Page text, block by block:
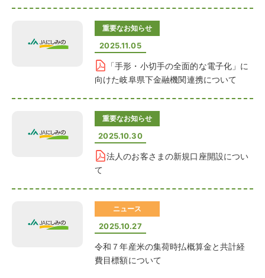
重要なお知らせ
2025.11.05
「手形・小切手の全面的な電子化」に
向けた岐阜県下金融機関連携について
重要なお知らせ
2025.10.30
法人のお客さまの新規口座開設につい
て
ニュース
2025.10.27
令和７年産米の集荷時払概算金と共計経
費目標額について